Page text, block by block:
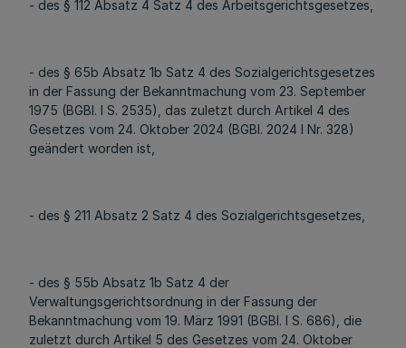
- des § 112 Absatz 4 Satz 4 des Arbeitsgerichtsgesetzes,
- des § 65b Absatz 1b Satz 4 des Sozialgerichtsgesetzes
in der Fassung der Bekanntmachung vom 23. September
1975 (BGBl. I S. 2535), das zuletzt durch Artikel 4 des
Gesetzes vom 24. Oktober 2024 (BGBl. 2024 I Nr. 328)
geändert worden ist,
- des § 211 Absatz 2 Satz 4 des Sozialgerichtsgesetzes,
- des § 55b Absatz 1b Satz 4 der
Verwaltungsgerichtsordnung in der Fassung der
Bekanntmachung vom 19. März 1991 (BGBl. I S. 686), die
zuletzt durch Artikel 5 des Gesetzes vom 24. Oktober